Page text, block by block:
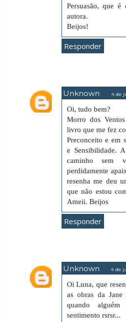
Persuasão, que
autora.
Beijos!
Responder
Unknown 4 de
Oi, tudo bem?
Morro dos
livro que me fez
Preconceito e em
e Sensibilidade.
caminho sem
perdidamente
resenha me deu
que não estou
Ameii. Beijos
Responder
Unknown 4 de
Oi Luna, que
as obras da
quando alguém
sentimento rsrsr...